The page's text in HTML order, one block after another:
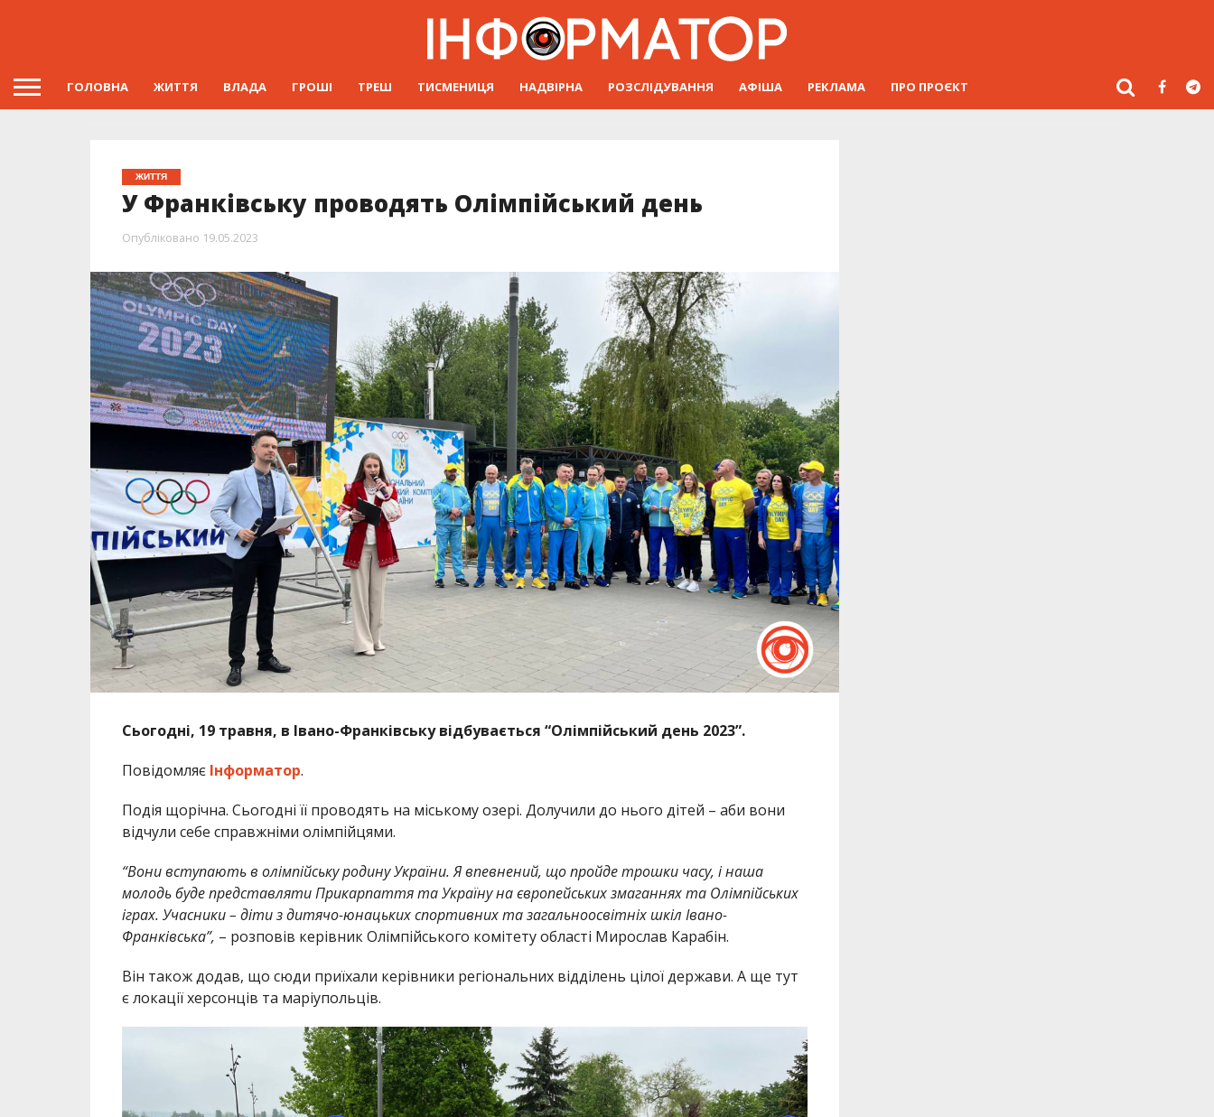
ГОЛОВНА ЖИТТЯ ВЛАДА ГРОШІ ТРЕШ ТИСМЕНИЦЯ НАДВІРНА РОЗСЛІДУВАННЯ АФІША РЕКЛАМА ПРО ПРОЄКТ
ЖИТТЯ
У Франківську проводять Олімпійський день
Опубліковано 19.05.2023
Сьогодні, 19 травня, в Івано-Франківську відбувається “Олімпійський день 2023”.
Повідомляє Інформатор.
Подія щорічна. Сьогодні її проводять на міському озері. Долучили до нього дітей – аби вони
відчули себе справжніми олімпійцями.
“Вони вступають в олімпійську родину України. Я впевнений, що пройде трошки часу, і наша
молодь буде представляти Прикарпаття та Україну на європейських змаганнях та Олімпійських
іграх. Учасники – діти з дитячо-юнацьких спортивних та загальноосвітніх шкіл Івано-
Франківська”, – розповів керівник Олімпійського комітету області Мирослав Карабін.
Він також додав, що сюди приїхали керівники регіональних відділень цілої держави. А ще тут
є локації херсонців та маріупольців.